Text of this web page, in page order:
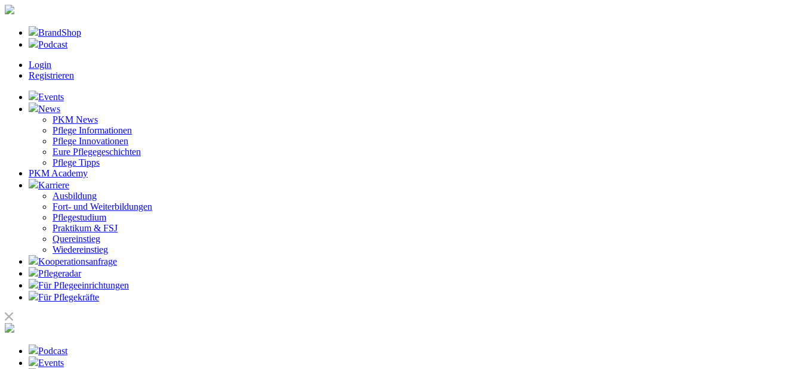
BrandShop
Podcast
Login
Registrieren
Events
News
PKM News
Pflege Informationen
Pflege Innovationen
Eure Pflegegeschichten
Pflege Tipps
PKM Academy
Karriere
Ausbildung
Fort- und Weiterbildungen
Pflegestudium
Praktikum & FSJ
Quereinstieg
Wiedereinstieg
Kooperationsanfrage
Pflegeradar
Für Pflegeeinrichtungen
Für Pflegekräfte
Podcast
Events